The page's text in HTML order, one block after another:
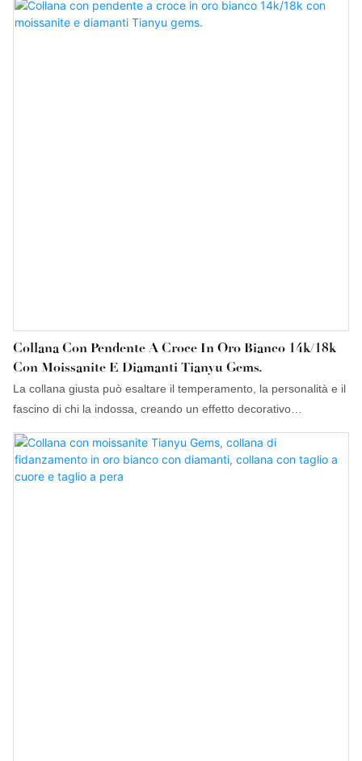
di sviluppo del mercato e si evolve con i tempi, ma si basa anche
su una solida capacità produttiva e una forte forza tecnica, frutto
Collana Con Pendente A Croce In Oro Bianco 14k/18k
Con Moissanite E Diamanti Tianyu Gems.
La collana giusta può esaltare il temperamento, la personalità e il
fascino di chi la indossa, creando un effetto decorativo
inaspettato. La lussuosa collana con croce in moissanite è una
nuova collezione di gioielli in moissanite all'ingrosso di Tianyu